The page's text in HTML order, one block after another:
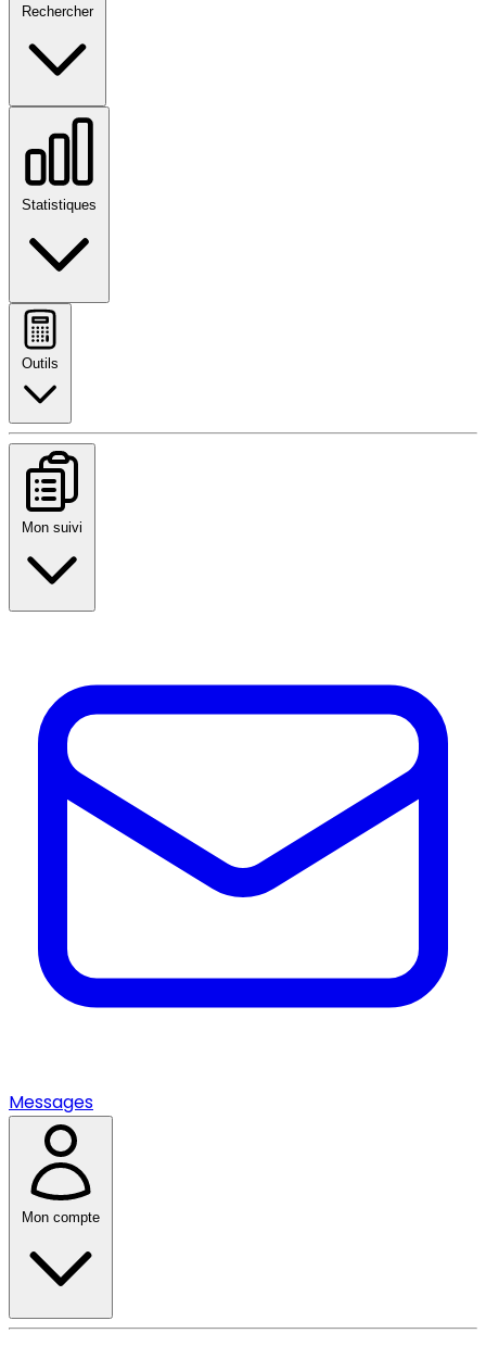
Rechercher
Statistiques
Outils
Mon suivi
Messages
Mon compte